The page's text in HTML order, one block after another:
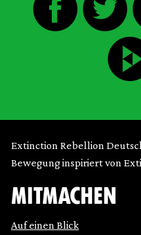
Extinction Rebellion
Bewegung inspiriert von
MITMACHEN
Auf einen Blick